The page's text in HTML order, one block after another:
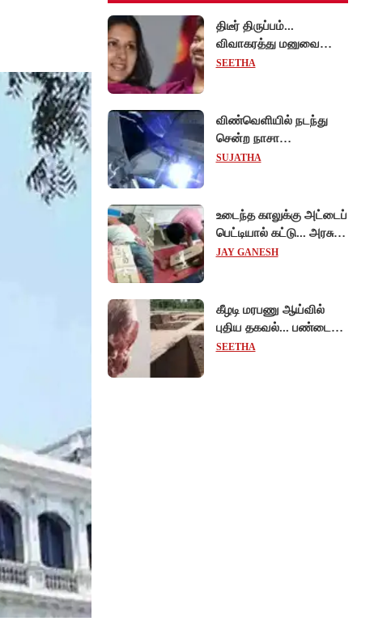
திடீர் திருப்பம்...
விவாகரத்து மனுவை
வாபஸ் பெற்றார் சங்கீதா -
நீதிமன்றம்!
SEETHA
விண்வெளியில் நடந்து
சென்ற நாசா
விஞ்ஞானிகள்
SUJATHA
உடைந்த காலுக்கு அட்டைப்
பெட்டியால் கட்டு... அரசு
மருத்துவமனையில்
JAY GANESH
கீழடி மரபணு ஆய்வில்
புதிய தகவல்... பண்டைய
தமிழர்கள் உணவில்
SEETHA